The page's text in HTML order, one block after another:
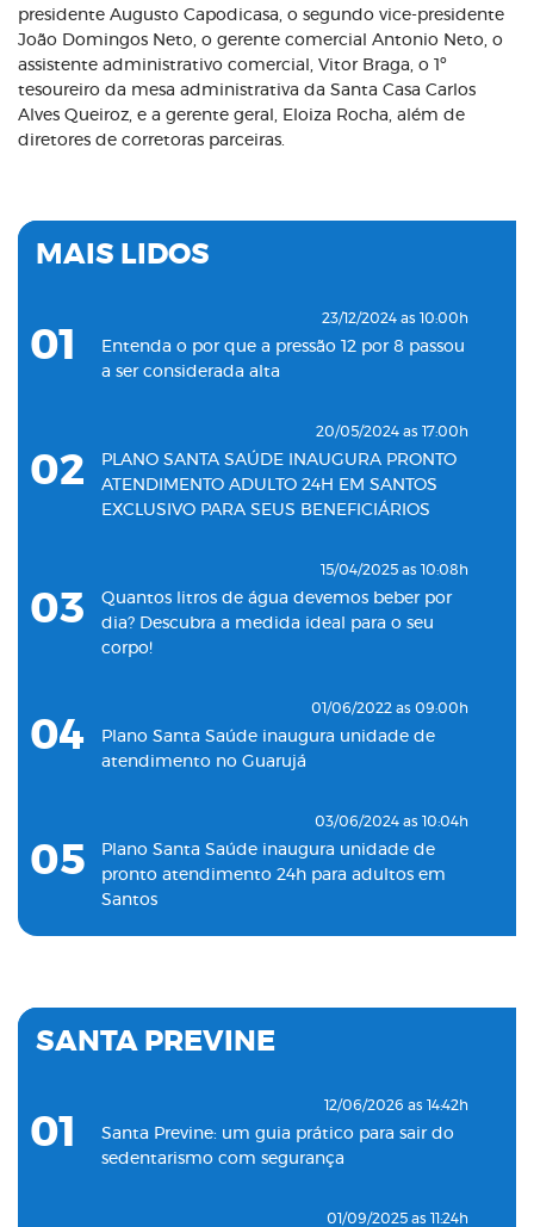
presidente Augusto Capodicasa, o segundo vice-presidente
João Domingos Neto, o gerente comercial Antonio Neto, o
assistente administrativo comercial, Vitor Braga, o 1º
tesoureiro da mesa administrativa da Santa Casa Carlos
Alves Queiroz, e a gerente geral, Eloiza Rocha, além de
diretores de corretoras parceiras.
MAIS LIDOS
01
23/12/2024 as 10:00h
Entenda o por que a pressão 12 por 8 passou
a ser considerada alta
02
20/05/2024 as 17:00h
PLANO SANTA SAÚDE INAUGURA PRONTO
ATENDIMENTO ADULTO 24H EM SANTOS
EXCLUSIVO PARA SEUS BENEFICIÁRIOS
03
15/04/2025 as 10:08h
Quantos litros de água devemos beber por
dia? Descubra a medida ideal para o seu
corpo!
04
01/06/2022 as 09:00h
Plano Santa Saúde inaugura unidade de
atendimento no Guarujá
05
03/06/2024 as 10:04h
Plano Santa Saúde inaugura unidade de
pronto atendimento 24h para adultos em
Santos
de atendimento na Baixada Santista
Clínica Santa Saúde inaugurará unidade no
município de Guarujá
Santa Saúde Consultas inaugura nova
SANTA PREVINE
01
12/06/2026 as 14:42h
Santa Previne: um guia prático para sair do
sedentarismo com segurança
01/09/2025 as 11:24h